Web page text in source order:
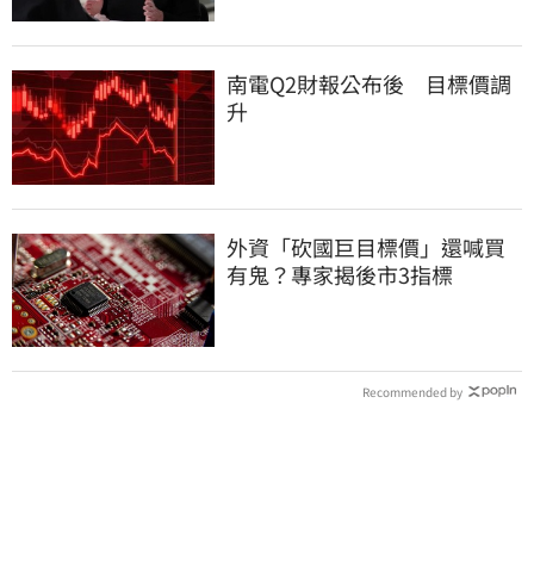
南電Q2財報公布後 目標價調
升
外資「砍國巨目標價」還喊買
有鬼？專家揭後市3指標
Recommended by